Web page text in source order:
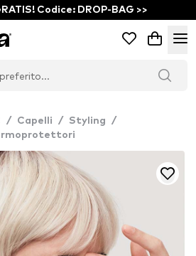
Codice: DROP-BAG >>
/ Capelli / Styling
/